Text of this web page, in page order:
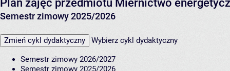
Plan zajęć przedmiotu Miernictwo
Semestr zimowy 2025/2026
Zmień cykl dydaktyczny Wybierz cykl dydaktyczny
Semestr zimowy 2026/2027
Semestr zimowy 2025/2026